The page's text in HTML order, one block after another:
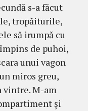
s-a făcut
tro­păiturile,
să irumpă cu
de puhoi,
unui vagon
miros greu,
vintre. M-am
şi